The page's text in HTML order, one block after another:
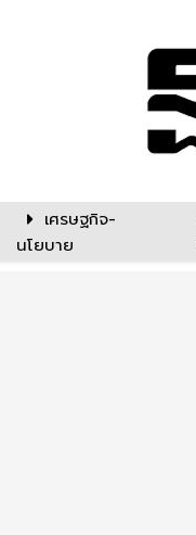
เศรษฐกิจ-
นโยบาย